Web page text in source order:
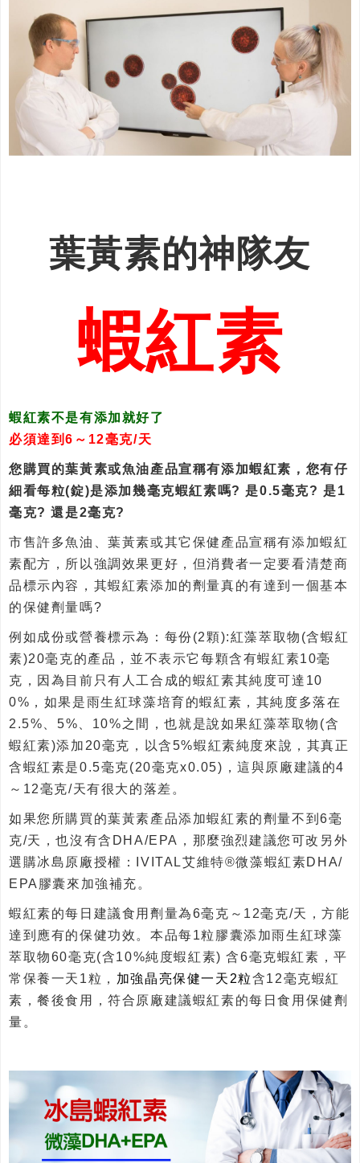
葉黃素的神隊友
蝦紅素
蝦紅素不是有添加就好了
必須達到6～12毫克/天
您購買的葉黃素或魚油產品宣稱有添加蝦紅素，您有仔
細看每粒(錠)是添加幾毫克蝦紅素嗎? 是0.5毫克? 是1
毫克? 還是2毫克?
市售許多魚油、葉黃素或其它保健產品宣稱有添加蝦紅
素配方，所以強調效果更好，但消費者一定要看清楚商
品標示內容，其蝦紅素添加的劑量真的有達到一個基本
的保健劑量嗎?
例如成份或營養標示為：每份(2顆):紅藻萃取物(含蝦紅
素)20毫克的產品，並不表示它每顆含有蝦紅素10毫
克，因為目前只有人工合成的蝦紅素其純度可達10
0%，如果是雨生紅球藻培育的蝦紅素，其純度多落在
2.5%、5%、10%之間，也就是說如果紅藻萃取物(含
蝦紅素)添加20毫克，以含5%蝦紅素純度來說，其真正
含蝦紅素是0.5毫克(20毫克x0.05)，這與原廠建議的4
～12毫克/天有很大的落差。
如果您所購買的葉黃素產品添加蝦紅素的劑量不到6毫
克/天，也沒有含DHA/EPA，那麼強烈建議您可改另外
選購冰島原廠授權：IVITAL艾維特®微藻蝦紅素DHA/
EPA膠囊來加強補充。
蝦紅素的每日建議食用劑量為6毫克～12毫克/天，方能
達到應有的保健功效。本品每1粒膠囊添加雨生紅球藻
萃取物60毫克(含10%純度蝦紅素) 含6毫克蝦紅素，平
常保養一天1粒， 加強晶亮保健一天2粒含12毫克蝦紅
素，餐後食用，符合原廠建議蝦紅素的每日食用保健劑
量。